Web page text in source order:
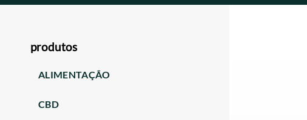
produtos
ALIMENTAÇÃO
CBD